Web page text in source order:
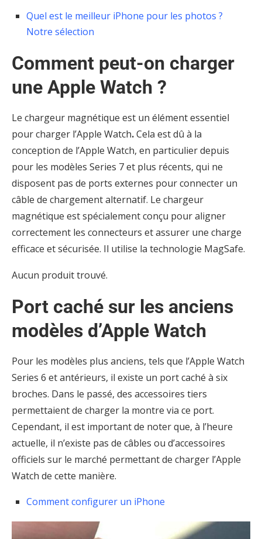
Quel est le meilleur iPhone pour les photos ?
Notre sélection
Comment peut-on charger
une Apple Watch ?
Le chargeur magnétique est un élément essentiel
pour charger l’Apple Watch.Cela est dû à la
conception de l’Apple Watch, en particulier depuis
pour les modèles Series 7 et plus récents, qui ne
disposent pas de ports externes pour connecter un
câble de chargement alternatif. Le chargeur
magnétique est spécialement conçu pour aligner
correctement les connecteurs et assurer une charge
efficace et sécurisée. Il utilise la technologie MagSafe.
Aucun produit trouvé.
Port caché sur les anciens
modèles d’Apple Watch
Pour les modèles plus anciens, tels que l’Apple Watch
Series 6 et antérieurs, il existe un port caché à six
broches. Dans le passé, des accessoires tiers
permettaient de charger la montre via ce port.
Cependant, il est important de noter que, à l’heure
actuelle, il n’existe pas de câbles ou d’accessoires
officiels sur le marché permettant de charger l’Apple
Watch de cette manière.
Comment configurer un iPhone